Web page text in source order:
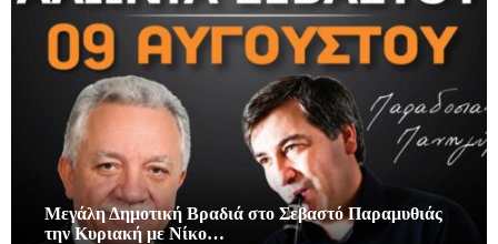
Μεγάλη Δημοτική Βραδιά στο Σεβαστό Παραμυθιάς
την Κυριακή με Νίκο…